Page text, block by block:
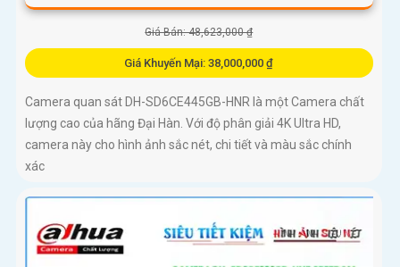
Giá Bán: 48,623,000 ₫
Giá Khuyến Mại: 38,000,000 ₫
Camera quan sát DH-SD6CE445GB-HNR là một Camera chất
lượng cao của hãng Đại Hàn. Với độ phân giải 4K Ultra HD,
camera này cho hình ảnh sắc nét, chi tiết và màu sắc chính
xác